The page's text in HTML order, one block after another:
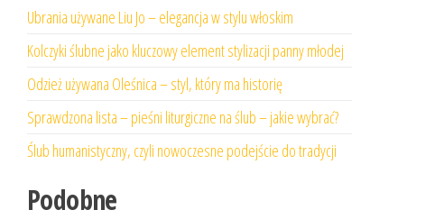
Ubrania używane Liu Jo – elegancja w stylu włoskim
Kolczyki ślubne jako kluczowy element stylizacji panny młodej
Odzież używana Oleśnica – styl, który ma historię
Sprawdzona lista – pieśni liturgiczne na ślub – jakie wybrać?
Ślub humanistyczny, czyli nowoczesne podejście do tradycji
Podobne